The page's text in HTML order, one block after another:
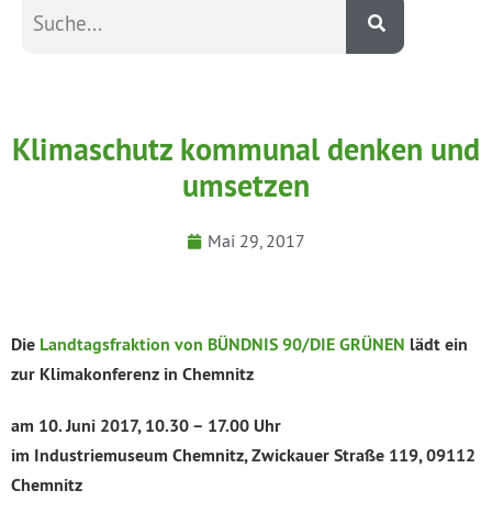
Klimaschutz kommunal denken und
umsetzen
Mai 29, 2017
Die Landtagsfraktion von BÜNDNIS 90/DIE GRÜNEN lädt ein
zur Klimakonferenz in Chemnitz
am 10. Juni 2017, 10.30 – 17.00 Uhr
im Industriemuseum Chemnitz, Zwickauer Straße 119, 09112
Chemnitz